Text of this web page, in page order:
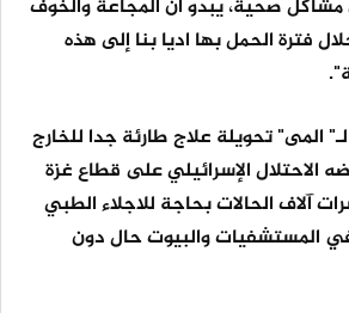
مشاكل صحية، يبدو أن المجاعة والخوف
فترة الحمل بها اديا بنا إلى هذه
لـ" المى" تحويلة علاج طارئة جدا للخارج
الاحتلال الإسرائيلي على قطاع غزة
آلاف الحالات بحاجة للاجلاء الطبي
المستشفيات والبيوت حال دون